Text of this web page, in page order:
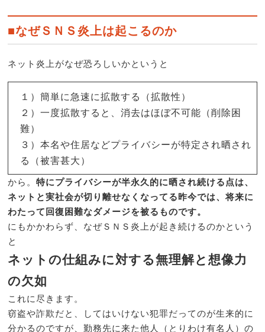
■なぜＳＮＳ炎上は起こるのか
ネット炎上がなぜ恐ろしいかというと
１）簡単に急速に拡散する（拡散性）
２）一度拡散すると、消去はほぼ不可能（削除困
難）
３）本名や住居などプライバシーが特定され晒され
る（被害甚大）
から。特にプライバシーが半永久的に晒され続ける点は、
ネットと実社会が切り離せなくなってる昨今では、将来に
わたって回復困難なダメージを被るものです。
にもかかわらず、なぜＳＮＳ炎上が起き続けるのかという
と
ネットの仕組みに対する無理解と想像力
の欠如
これに尽きます。
窃盗や詐欺だと、してはいけない犯罪だってのが生来的に
分かるのですが、勤務先に来た他人（とりわけ有名人）の